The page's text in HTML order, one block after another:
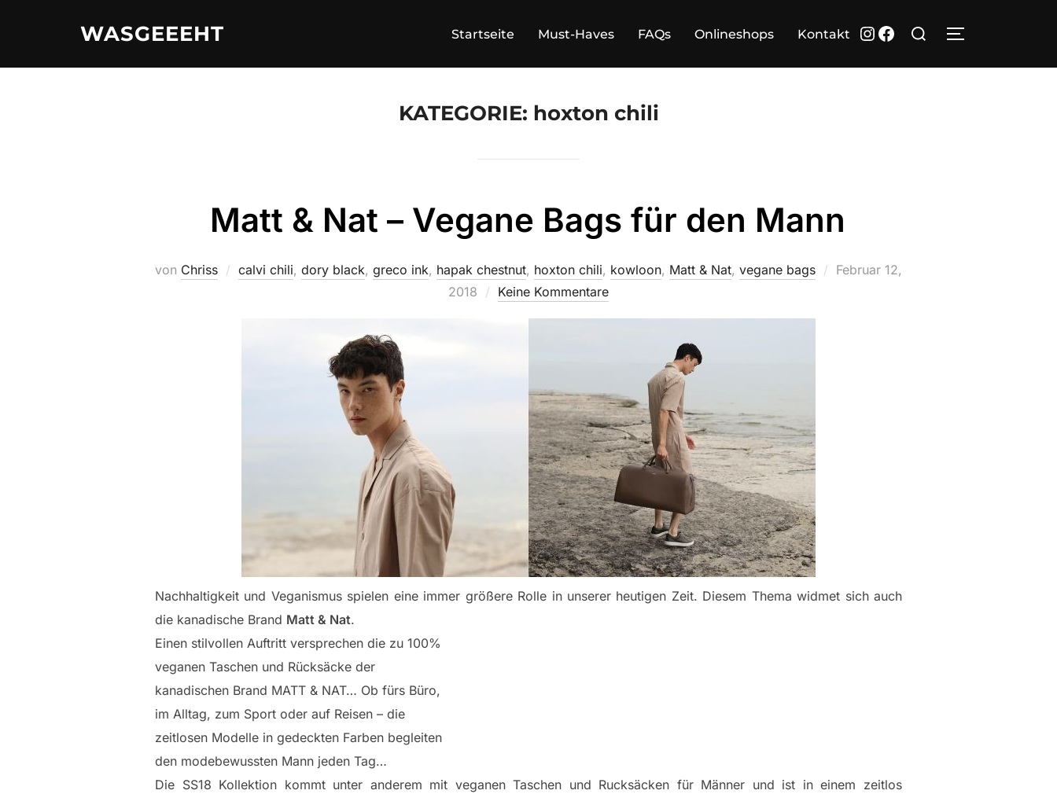
WASGEEEHT Startseite Must-Haves FAQs Onlineshops Kontakt Instagram
Facebook
Suchen
KATEGORIE: hoxton chili
Matt & Nat – Vegane Bags für den Mann
von Chriss calvi chili, dory black, greco ink, hapak chestnut, hoxton chili, kowloon, Matt & Nat, vegane bags
Veröffentlicht
Februar 12,
2018
Keine Kommentare
Nachhaltigkeit und Veganismus spielen eine immer größere Rolle in unserer heutigen Zeit. Diesem Thema widmet sich auch
die kanadische Brand Matt & Nat.
Einen stilvollen Auftritt versprechen die zu 100%
veganen Taschen und Rücksäcke der
kanadischen Brand MATT & NAT… Ob fürs Büro,
im Alltag, zum Sport oder auf Reisen – die
zeitlosen Modelle in gedeckten Farben begleiten
den modebewussten Mann jeden Tag…
Die SS18 Kollektion kommt unter anderem mit veganen Taschen und Rucksäcken für Männer und ist in einem zeitlos